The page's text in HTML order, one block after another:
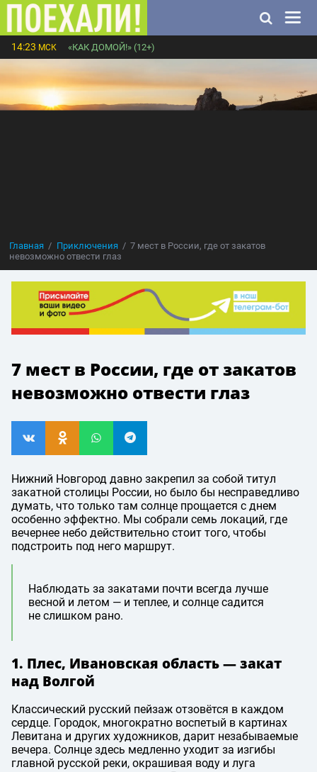
14:23 МСК «КАК ДОМОЙ!» (12+)
Главная Приключения
7 мест в России, где от закатов
невозможно отвести глаз
7 мест в России, где от закатов
невозможно отвести глаз
Нижний Новгород давно закрепил за собой титул
закатной столицы России, но было бы несправедливо
думать, что только там солнце прощается с днем
особенно эффектно. Мы собрали семь локаций, где
вечернее небо действительно стоит того, чтобы
подстроить под него маршрут.
Наблюдать за закатами почти всегда лучше
весной и летом — и теплее, и солнце садится
не слишком рано.
1. Плес, Ивановская область — закат
над Волгой
Классический русский пейзаж отзовётся в каждом
сердце. Городок, многократно воспетый в картинах
Левитана и других художников, дарит незабываемые
вечера. Солнце здесь медленно уходит за изгибы
главной русской реки, окрашивая воду и луга